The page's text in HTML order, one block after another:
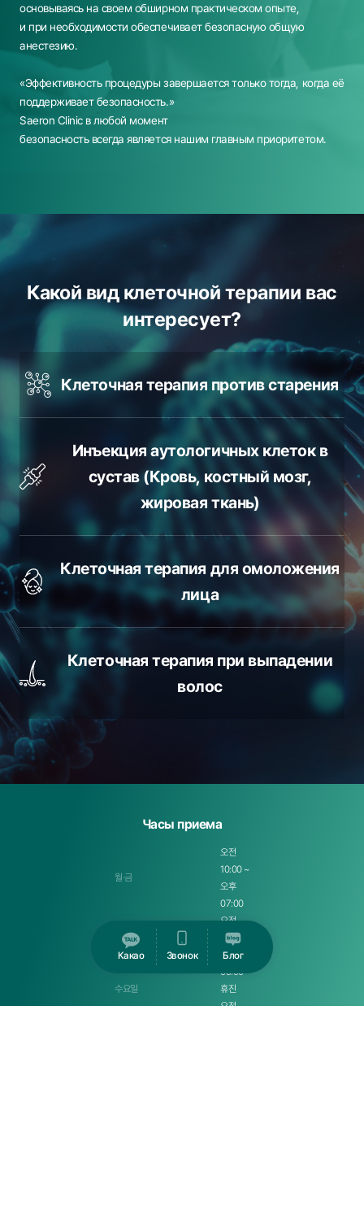
основываясь на своем обширном практическом опыте,
и при необходимости обеспечивает безопасную общую
анестезию.
«Эффективность процедуры завершается только тогда, когда её
поддерживает безопасность.»
Saeron Clinic в любой момент
безопасность всегда является нашим главным приоритетом.
Какой вид клеточной терапии вас
интересует?
Клеточная терапия против старения
Инъекция аутологичных клеток в
сустав (Кровь, костный мозг,
жировая ткань)
Клеточная терапия для омоложения
лица
Клеточная терапия при выпадении
волос
Часы приема
월·금
오전
10:00 ~
오후
07:00
화 · 목
오전
10:00 ~
오후
09:00
수요일
휴진
오전
Какао Блог
Звонок